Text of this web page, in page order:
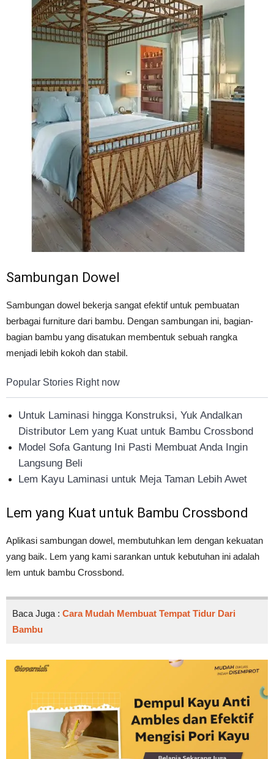
Sambungan Dowel
Sambungan dowel bekerja sangat efektif untuk pembuatan
berbagai furniture dari bambu. Dengan sambungan ini, bagian-
bagian bambu yang disatukan membentuk sebuah rangka
menjadi lebih kokoh dan stabil.
Popular Stories Right now
Untuk Laminasi hingga Konstruksi, Yuk Andalkan
Distributor Lem yang Kuat untuk Bambu Crossbond
Model Sofa Gantung Ini Pasti Membuat Anda Ingin
Langsung Beli
Lem Kayu Laminasi untuk Meja Taman Lebih Awet
Lem yang Kuat untuk Bambu Crossbond
Aplikasi sambungan dowel, membutuhkan lem dengan kekuatan
yang baik. Lem yang kami sarankan untuk kebutuhan ini adalah
lem untuk bambu Crossbond.
Baca Juga : Cara Mudah Membuat Tempat Tidur Dari
Bambu